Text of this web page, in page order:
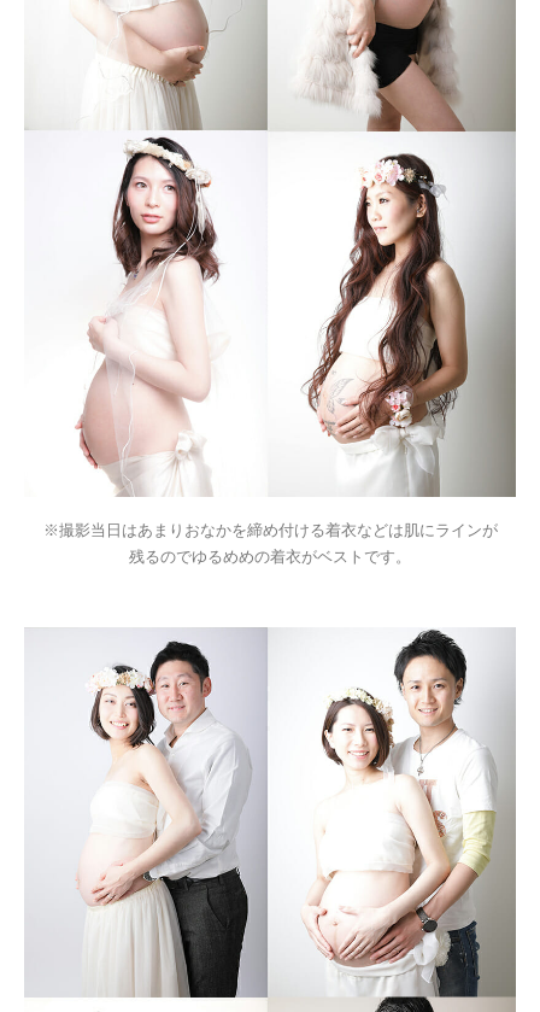
※撮影当日はあまりおなかを締め付ける着衣などは肌にラインが
残るのでゆるめめの着衣がベストです。